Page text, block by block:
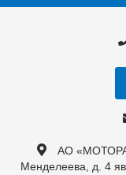
АО
Менделеева, д. 4